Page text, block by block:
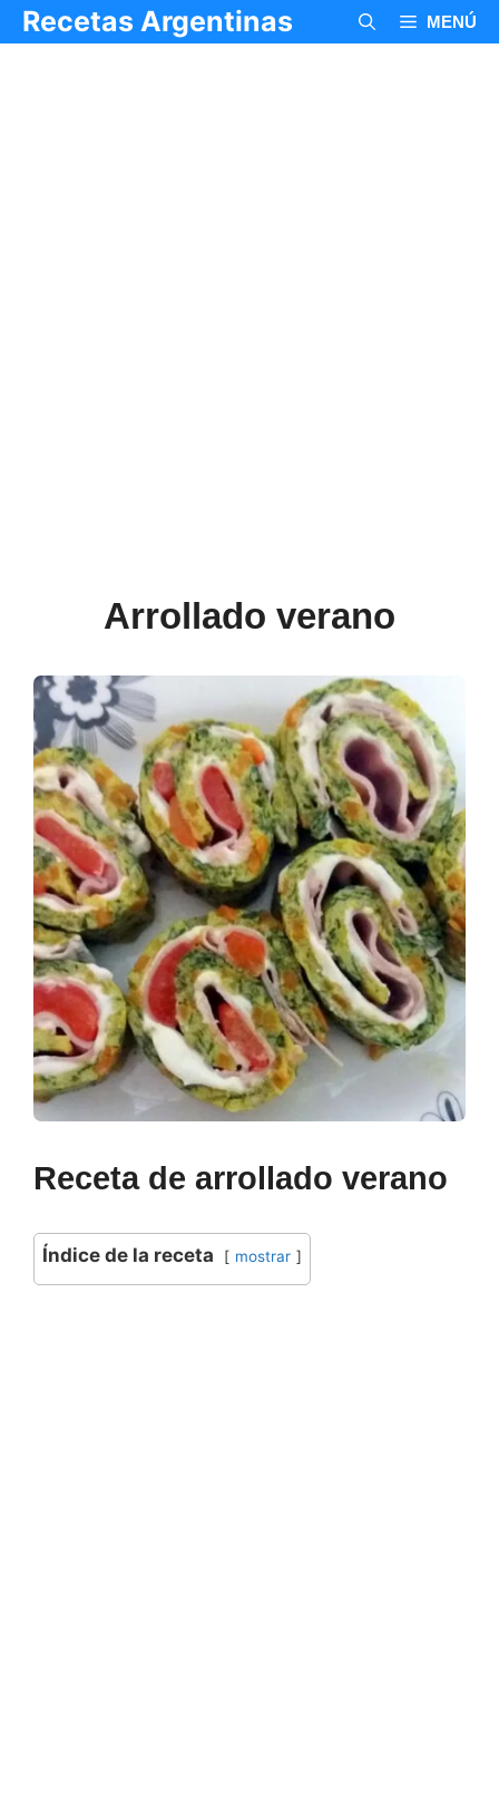
Saltar
al
Recetas Argentinas MENÚ
Arrollado verano
Receta de arrollado verano
Índice de la receta mostrar